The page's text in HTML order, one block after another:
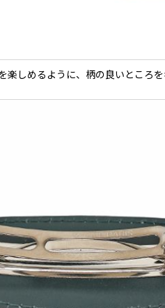
楽しめるように、柄の良いところ